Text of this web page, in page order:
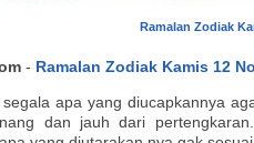
Ramalan Zodiak
- Ramalan Zodiak Kamis 12
segala apa yang diucapkannya
dan jauh dari